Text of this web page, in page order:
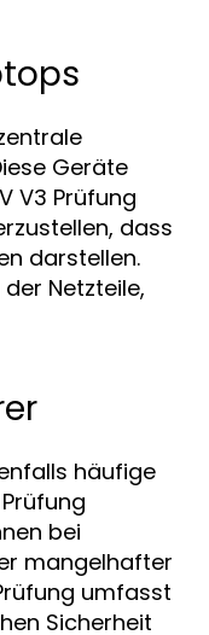
Geräte
V3 Prüfung
dass
darstellen.
Netzteile,
häufige
bei
mangelhafter
umfasst
Sicherheit